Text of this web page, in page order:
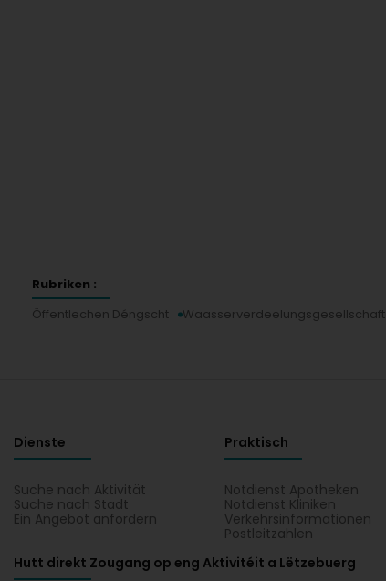
Rubriken :
Öffentlechen Déngscht
Waasserverdeelungsgesellschaft
Dienste
Suche nach Aktivität
Suche nach Stadt
Ein Angebot anfordern
Praktisch
Notdienst Apotheken
Notdienst Kliniken
Verkehrsinformationen
Postleitzahlen
Hutt direkt Zougang op eng Aktivitéit a Lëtzebuerg